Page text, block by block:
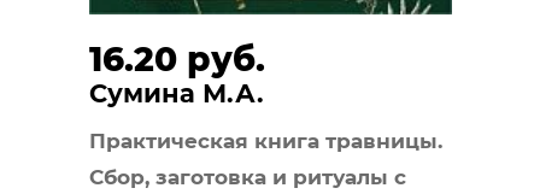
16.20 руб.
Сумина М.А.
Практическая книга травницы.
Сбор, заготовка и ритуалы с